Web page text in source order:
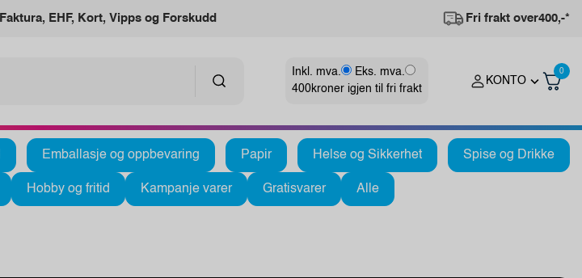
Faktura, EHF, Kort, Vipps og Forskudd Fri frakt over400,-*
Inkl. mva.
Eks. mva.
400kroner igjen til fri frakt
KONTO
0
Emballasje og oppbevaring Papir Helse og Sikkerhet Spise og Drikke
Hobby og fritid Kampanje varer Gratisvarer Alle